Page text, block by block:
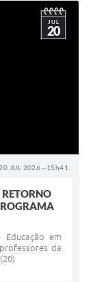
20 JUL 2026 - 15h41
JUL
20
em
da